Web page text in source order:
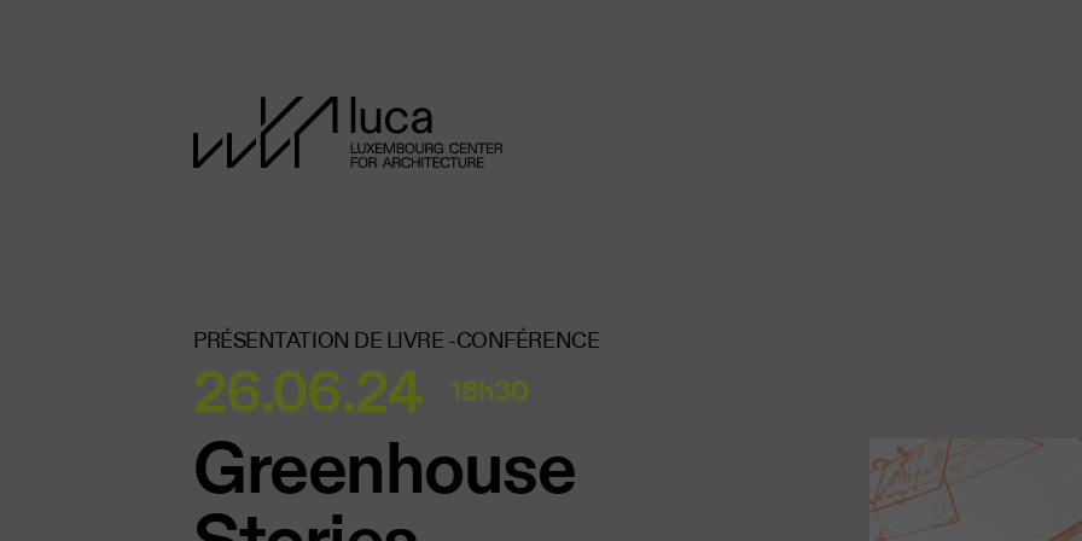
PRÉSENTATION DE LIVRE -CONFÉRENCE
26.06.24 18h30
Greenhouse